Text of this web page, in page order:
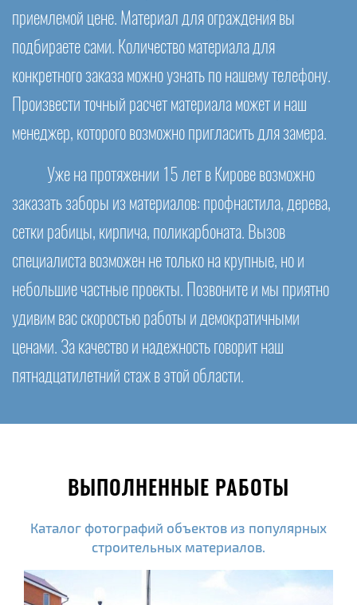
приемлемой цене. Материал для ограждения вы
подбираете сами. Количество материала для
конкретного заказа можно узнать по нашему телефону.
Произвести точный расчет материала может и наш
менеджер, которого возможно пригласить для замера.
Уже на протяжении 15 лет в Кирове возможно
заказать заборы из материалов: профнастила, дерева,
сетки рабицы, кирпича, поликарбоната. Вызов
специалиста возможен не только на крупные, но и
небольшие частные проекты. Позвоните и мы приятно
удивим вас скоростью работы и демократичными
ценами. За качество и надежность говорит наш
пятнадцатилетний стаж в этой области.
ВЫПОЛНЕННЫЕ РАБОТЫ
Каталог фотографий объектов из популярных
строительных материалов.